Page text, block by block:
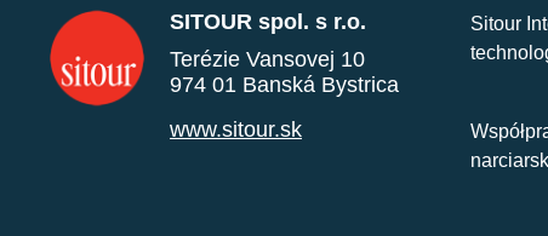
SITOUR spol. s r.o.
Terézie Vansovej 10
974 01 Banská Bystrica
www.sitour.sk
Sitour